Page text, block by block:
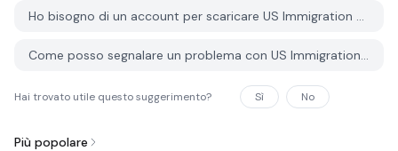
Ho bisogno di un account per scaricare US Immigration Case Tracker da PGYER APK HUB?
Come posso segnalare un problema con US Immigration Case Tracker su PGYER APK HUB?
Hai trovato utile questo suggerimento? Sì No
Più popolare